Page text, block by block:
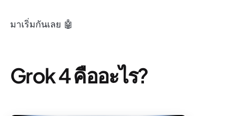
มาเริ่มกันเลย 🤖
Grok 4 คืออะไร?